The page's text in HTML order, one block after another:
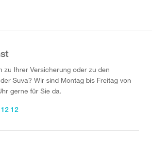
zu Ihrer Versicherung oder zu den
Suva? Wir sind Montag bis Freitag von
gerne für Sie da.
12